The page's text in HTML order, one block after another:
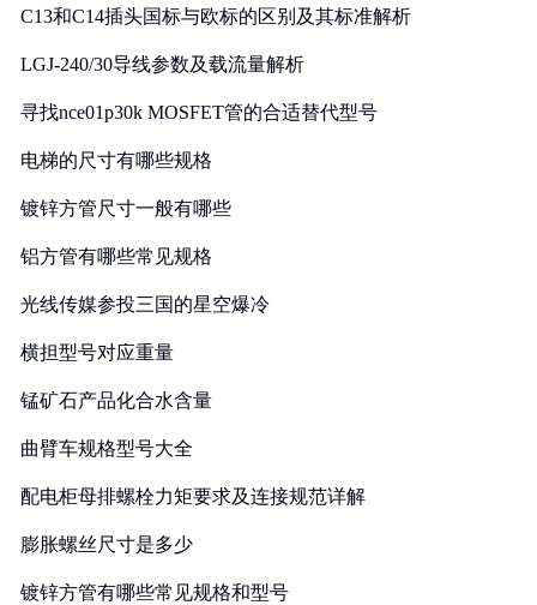
C13和C14插头国标与欧标的区别及其标准解析
LGJ-240/30导线参数及载流量解析
寻找nce01p30k MOSFET管的合适替代型号
电梯的尺寸有哪些规格
镀锌方管尺寸一般有哪些
铝方管有哪些常见规格
光线传媒参投三国的星空爆冷
横担型号对应重量
锰矿石产品化合水含量
曲臂车规格型号大全
配电柜母排螺栓力矩要求及连接规范详解
膨胀螺丝尺寸是多少
镀锌方管有哪些常见规格和型号